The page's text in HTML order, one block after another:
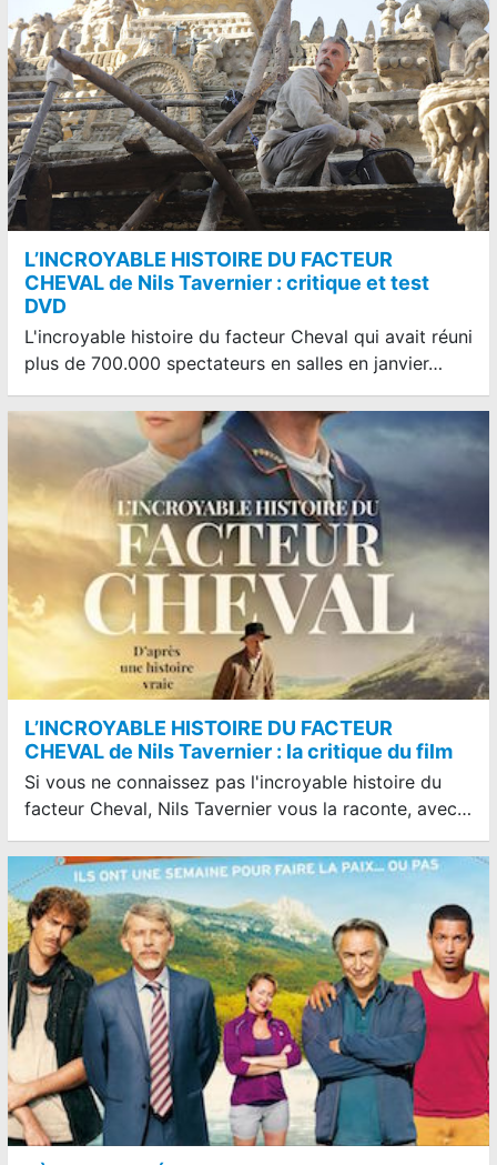
L’INCROYABLE HISTOIRE DU FACTEUR
CHEVAL de Nils Tavernier : critique et test
DVD
L'incroyable histoire du facteur Cheval qui avait réuni
plus de 700.000 spectateurs en salles en janvier…
L’INCROYABLE HISTOIRE DU FACTEUR
CHEVAL de Nils Tavernier : la critique du film
Si vous ne connaissez pas l'incroyable histoire du
facteur Cheval, Nils Tavernier vous la raconte, avec…